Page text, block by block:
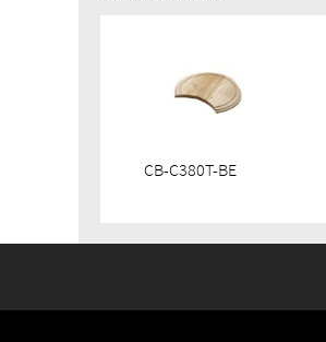
CB-C380T-BE